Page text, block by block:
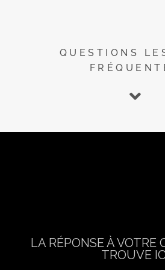
QUESTIONS
LA RÉPONSE À VOTRE
TROUVE